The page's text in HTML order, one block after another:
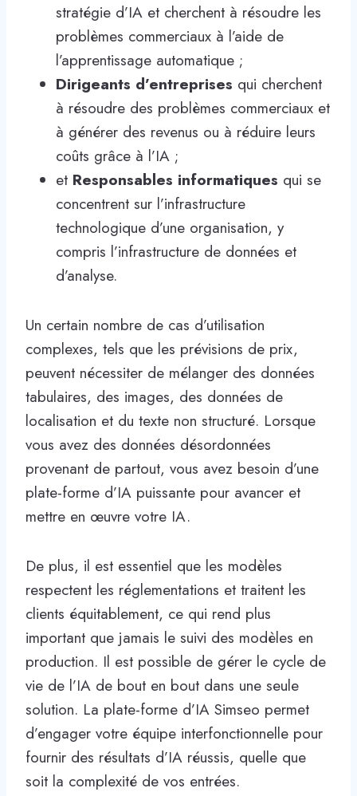
stratégie d’IA et cherchent à résoudre les
problèmes commerciaux à l’aide de
l’apprentissage automatique ;
Dirigeants d’entreprises qui cherchent
à résoudre des problèmes commerciaux et
à générer des revenus ou à réduire leurs
coûts grâce à l’IA ;
et Responsables informatiques qui se
concentrent sur l’infrastructure
technologique d’une organisation, y
compris l’infrastructure de données et
d’analyse.
Un certain nombre de cas d’utilisation
complexes, tels que les prévisions de prix,
peuvent nécessiter de mélanger des données
tabulaires, des images, des données de
localisation et du texte non structuré. Lorsque
vous avez des données désordonnées
provenant de partout, vous avez besoin d’une
plate-forme d’IA puissante pour avancer et
mettre en œuvre votre IA.
De plus, il est essentiel que les modèles
respectent les réglementations et traitent les
clients équitablement, ce qui rend plus
important que jamais le suivi des modèles en
production. Il est possible de gérer le cycle de
vie de l’IA de bout en bout dans une seule
solution. La plate-forme d’IA Simseo permet
d’engager votre équipe interfonctionnelle pour
fournir des résultats d’IA réussis, quelle que
soit la complexité de vos entrées.